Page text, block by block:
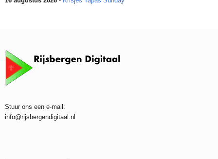
Stuur ons een e-mail:
info@rijsbergendigitaal.nl